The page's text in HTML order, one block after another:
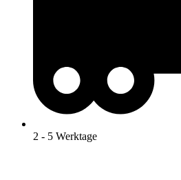
2 - 5 Werktage